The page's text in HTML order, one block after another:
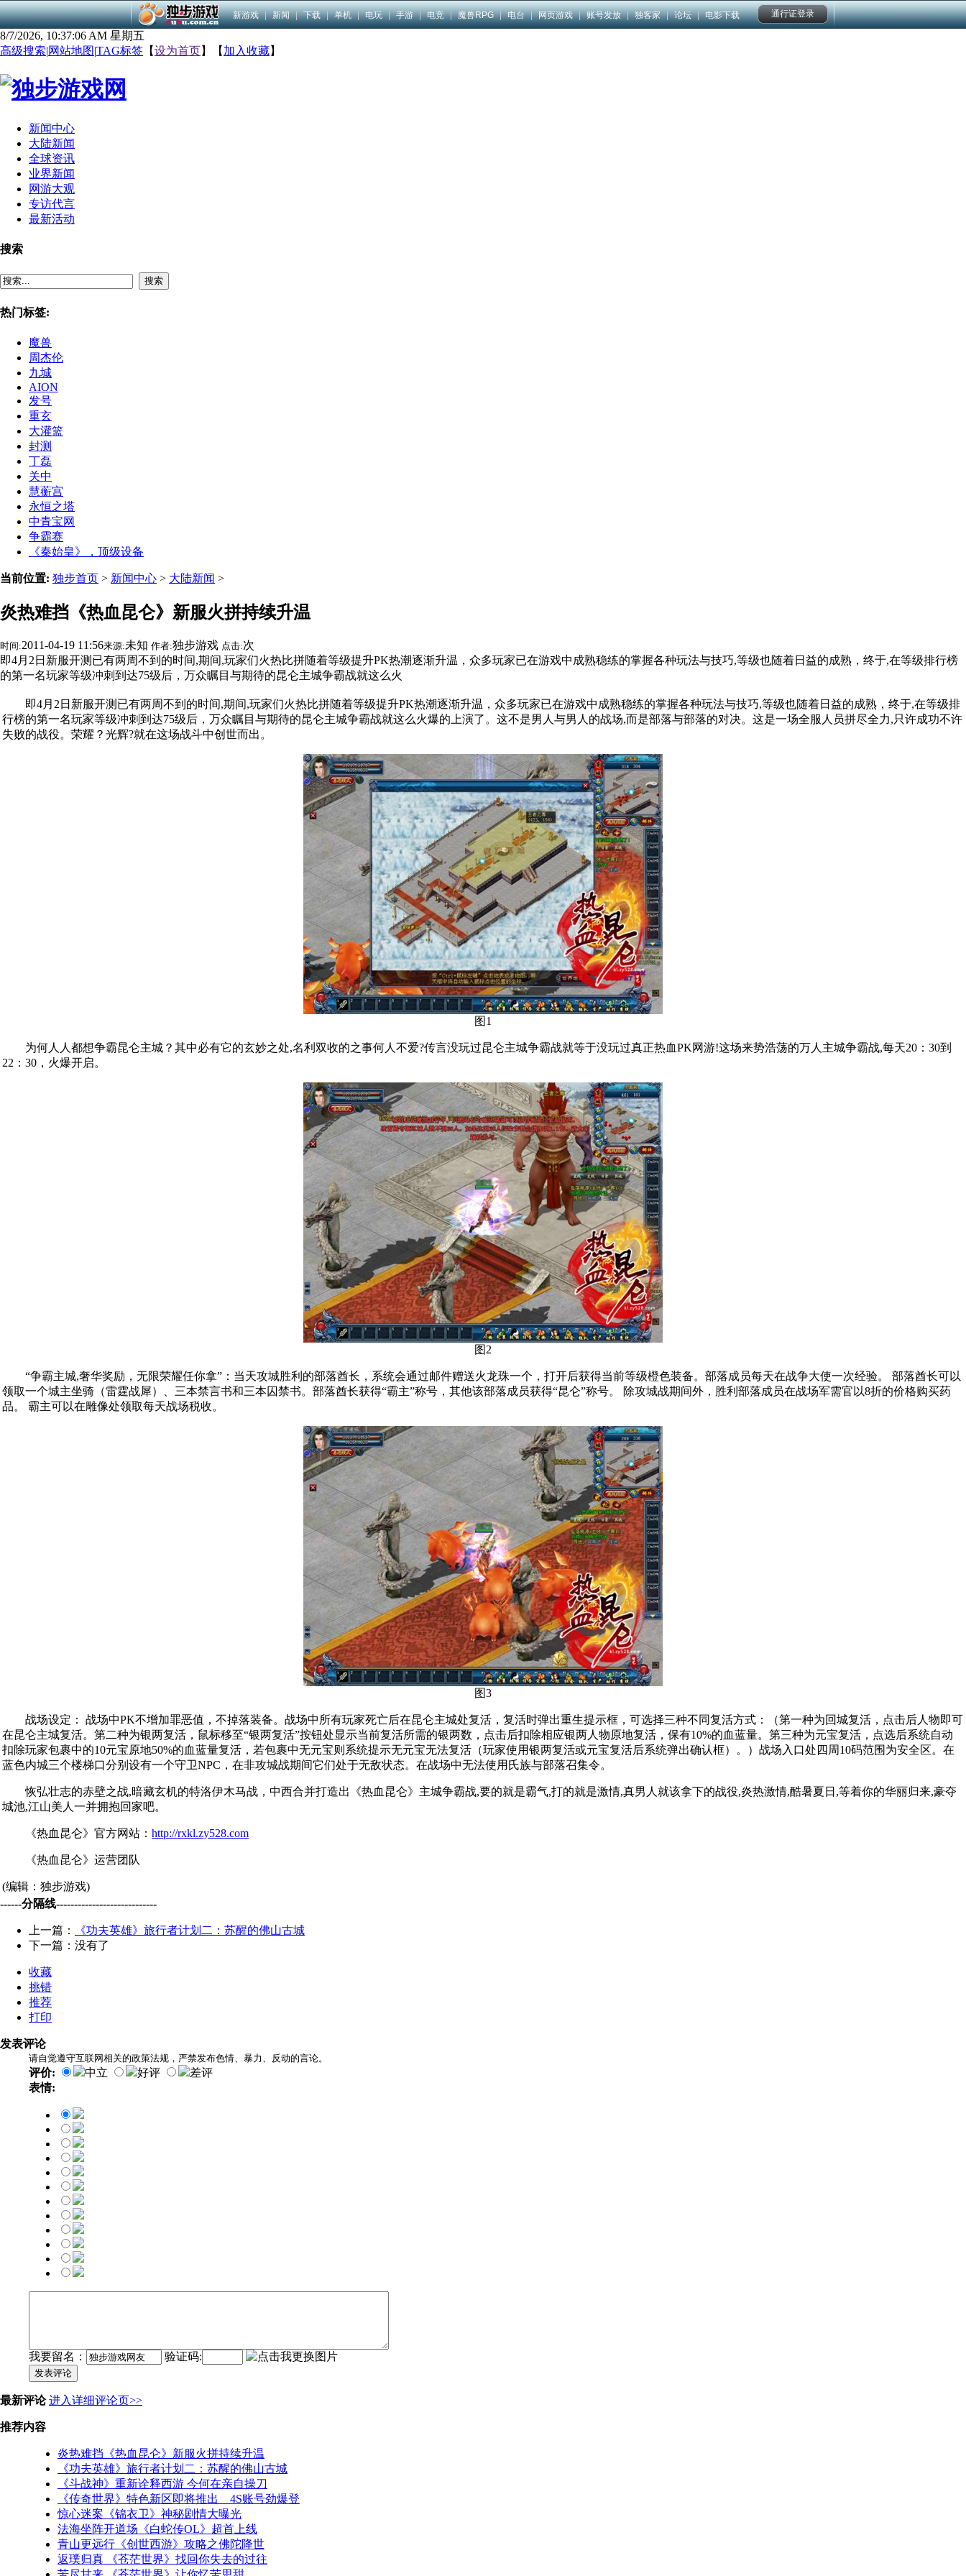
新游戏 | 新闻 | 下载 | 单机 | 电玩 | 手游 | 电竞 | 魔兽RPG | 电台 | 网页游戏 | 账号发放 | 独客家 | 论坛 | 电影下载 通行证登录
8/7/2026, 10:37:07 AM 星期五
高级搜索|网站地图|TAG标签 【设为首页】【 加入收藏】
新闻中心
大陆新闻
全球资讯
业界新闻
网游大观
专访代言
最新活动
搜索
搜索
热门标签:
魔兽
周杰伦
九城
AION
发号
重玄
大灌篮
封测
丁磊
关中
慧蘅宫
永恒之塔
中青宝网
争霸赛
《秦始皇》，顶级设备
当前位置: 独步首页 > 新闻中心 > 大陆新闻 >
炎热难挡《热血昆仑》新服火拼持续升温
时间:2011-04-19 11:56来源:未知 作者:独步游戏 点击:次
即4月2日新服开测已有两周不到的时间,期间,玩家们火热比拼随着等级提升PK热潮逐渐升温，众多玩家已在游戏中成熟稳练的掌握各种玩法与技巧,等级也随着日益的成熟，终于,在等级排行榜
的第一名玩家等级冲刺到达75级后，万众瞩目与期待的昆仑主城争霸战就这么火
即4月2日新服开测已有两周不到的时间,期间,玩家们火热比拼随着等级提升PK热潮逐渐升温，众多玩家已在游戏中成熟稳练的掌握各种玩法与技巧,等级也随着日益的成熟，终于,在等级排
行榜的第一名玩家等级冲刺到达75级后，万众瞩目与期待的昆仑主城争霸战就这么火爆的上演了。这不是男人与男人的战场,而是部落与部落的对决。这是一场全服人员拼尽全力,只许成功不许
失败的战役。荣耀？光辉?就在这场战斗中创世而出。
图1
为何人人都想争霸昆仑主城？其中必有它的玄妙之处,名利双收的之事何人不爱?传言没玩过昆仑主城争霸战就等于没玩过真正热血PK网游!这场来势浩荡的万人主城争霸战,每天20：30到
22：30，火爆开启。
图2
“争霸主城,奢华奖励，无限荣耀任你拿”：当天攻城胜利的部落酋长，系统会通过邮件赠送火龙珠一个，打开后获得当前等级橙色装备。部落成员每天在战争大使一次经验。 部落酋长可以
领取一个城主坐骑（雷霆战犀）、三本禁言书和三本囚禁书。部落酋长获得“霸主”称号，其他该部落成员获得“昆仑”称号。 除攻城战期间外，胜利部落成员在战场军需官以8折的价格购买药
品。 霸主可以在雕像处领取每天战场税收。
图3
战场设定： 战场中PK不增加罪恶值，不掉落装备。战场中所有玩家死亡后在昆仑主城处复活，复活时弹出重生提示框，可选择三种不同复活方式：（第一种为回城复活，点击后人物即可
在昆仑主城复活。第二种为银两复活，鼠标移至“银两复活”按钮处显示当前复活所需的银两数，点击后扣除相应银两人物原地复活，保有10%的血蓝量。第三种为元宝复活，点选后系统自动
扣除玩家包裹中的10元宝原地50%的血蓝量复活，若包裹中无元宝则系统提示无元宝无法复活（玩家使用银两复活或元宝复活后系统弹出确认框）。）战场入口处四周10码范围为安全区。在
蓝色内城三个楼梯口分别设有一个守卫NPC，在非攻城战期间它们处于无敌状态。在战场中无法使用氏族与部落召集令。
恢弘壮志的赤壁之战,暗藏玄机的特洛伊木马战，中西合并打造出《热血昆仑》主城争霸战,要的就是霸气,打的就是激情,真男人就该拿下的战役,炎热激情,酷暑夏日,等着你的华丽归来,豪夺
城池,江山美人一并拥抱回家吧。
《热血昆仑》官方网站： http://rxkl.zy528.com
《热血昆仑》运营团队
(编辑：独步游戏)
------分隔线----------------------------
上一篇：
《功夫英雄》旅行者计划二：苏醒的佛山古城
下一篇：没有了
收藏
挑错
推荐
打印
发表评论
请自觉遵守互联网相关的政策法规，严禁发布色情、暴力、反动的言论。
评价: 中立 好评
差评
表情:
我要留名： 验证码:
发表评论
最新评论 进入详细评论页>>
推荐内容
炎热难挡《热血昆仑》新服火拼持续升温
《功夫英雄》旅行者计划二：苏醒的佛山古城
《斗战神》重新诠释西游 今何在亲自操刀
《传奇世界》特色新区即将推出 4S账号劲爆登
惊心迷案《锦衣卫》神秘剧情大曝光
法海坐阵开道场《白蛇传OL》超首上线
青山更远行《创世西游》攻略之佛陀降世
返璞归真 《苍茫世界》找回你失去的过往